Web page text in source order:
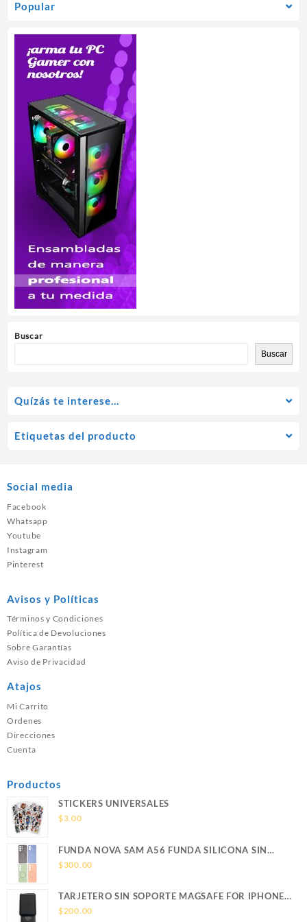
Popular
Buscar
Buscar
Quízás te interese…
Etiquetas del producto
Social media
Facebook
Whatsapp
Youtube
Instagram
Pinterest
Avisos y Políticas
Términos y Condiciones
Política de Devoluciones
Sobre Garantías
Aviso de Privacidad
Atajos
Mi Carrito
Ordenes
Direcciones
Cuenta
Productos
STICKERS UNIVERSALES
$3.00
FUNDA NOVA SAM A56 FUNDA SILICONA SIN
SOPORTE MAGNETICO SAMSUNG
$300.00
TARJETERO SIN SOPORTE MAGSAFE FOR IPHONE
LEATHER WALLET MAGSAFE
$200.00